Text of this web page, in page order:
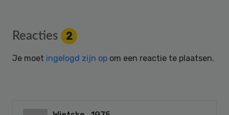
Reader
Interactions
Reacties 2
Je moet ingelogd zijn op om een reactie te plaatsen.